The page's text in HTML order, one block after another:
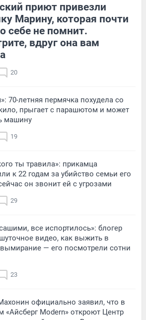
приют привезли
Марину, которая почти
себе не помнит.
вдруг она вам
20
70-летняя пермячка похудела со
прыгает с парашютом и может
машину
19
ты травила»: прикамца
к 22 годам за убийство семьи его
он звонит ей с угрозами
29
все испортилось»: блогер
видео, как выжить в
— его посмотрели сотни
23
официально заявил, что в
«Айсберг Modern» откроют Центр